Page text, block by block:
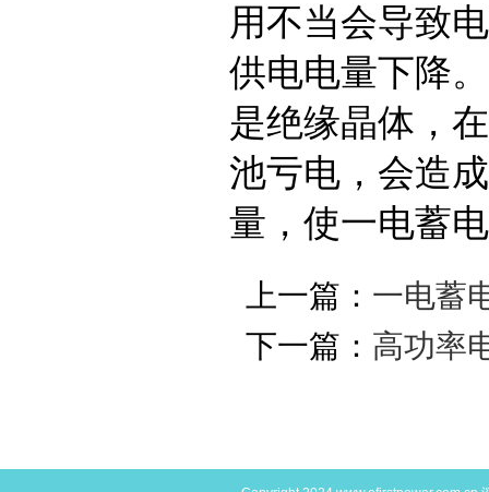
用不当会导致
供电电量下降
是绝缘晶体，
池亏电，会造
量，使一电蓄
上一篇： 一电蓄
下一篇： 高功率